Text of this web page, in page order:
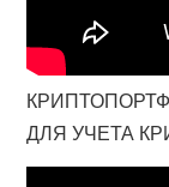
ДЛЯ УЧЕТА